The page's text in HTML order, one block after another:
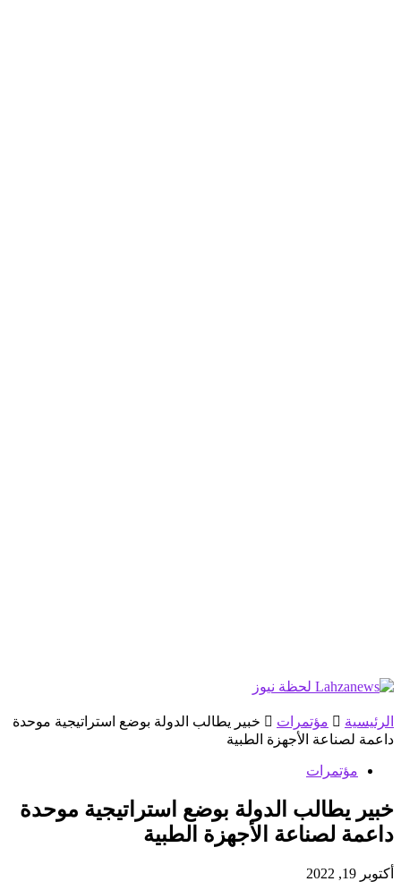
الرئيسية مؤتمرات
خبير يطالب الدولة بوضع استراتيجية موحدة
داعمة لصناعة الأجهزة الطبية
مؤتمرات
خبير يطالب الدولة بوضع استراتيجية موحدة
داعمة لصناعة الأجهزة الطبية
أكتوبر 19, 2022